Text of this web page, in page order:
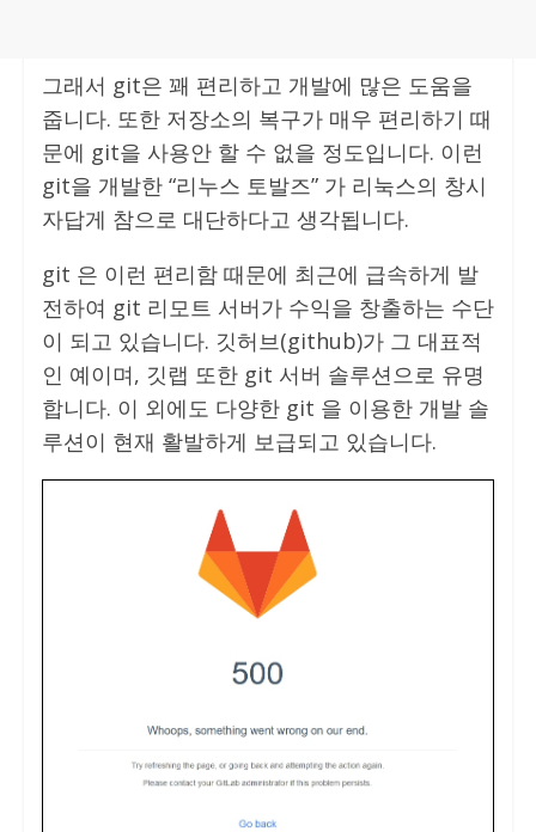
그래서 git은 꽤 편리하고 개발에 많은 도움을
줍니다. 또한 저장소의 복구가 매우 편리하기 때
문에 git을 사용안 할 수 없을 정도입니다. 이런
git을 개발한 “리누스 토발즈” 가 리눅스의 창시
자답게 참으로 대단하다고 생각됩니다.
git 은 이런 편리함 때문에 최근에 급속하게 발
전하여 git 리모트 서버가 수익을 창출하는 수단
이 되고 있습니다. 깃허브(github)가 그 대표적
인 예이며, 깃랩 또한 git 서버 솔루션으로 유명
합니다. 이 외에도 다양한 git 을 이용한 개발 솔
루션이 현재 활발하게 보급되고 있습니다.